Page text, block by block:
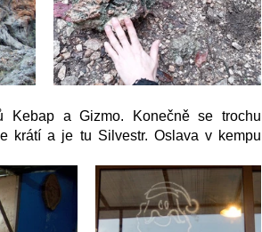
a Gizmo. Konečně se trochu
krátí a je tu Silvestr. Oslava v kempu